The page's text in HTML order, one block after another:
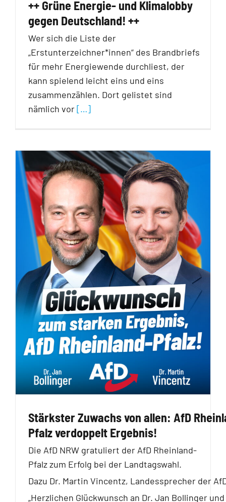
++ Grüne Energie- und Klimalobby
gegen Deutschland! ++
Wer sich die Liste der
„Erstunterzeichner*innen“ des Brandbriefs
für mehr Energiewende durchliest, der
kann spielend leicht eins und eins
zusammenzählen. Dort gelistet sind
nämlich vor[…]
Stärkster Zuwachs von allen: AfD
Pfalz verdoppelt Ergebnis!
Die AfD NRW gratuliert der AfD Rheinland-
Pfalz zum Erfolg bei der Landtagswahl.
Dazu Dr. Martin Vincentz, Landessprecher der
„Herzlichen Glückwunsch an Dr. Jan Bollinger